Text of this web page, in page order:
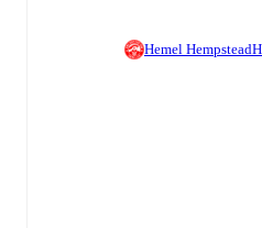
Hemel Hempstead